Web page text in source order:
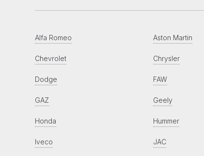
Alfa Romeo Aston Martin
Chevrolet Chrysler
Dodge FAW
GAZ Geely
Honda Hummer
Iveco JAC